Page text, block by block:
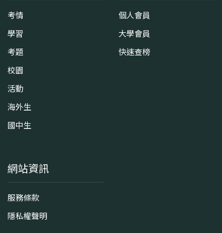
考情
學習
考題
校園
活動
海外生
國中生
個人會員
大學會員
快速查榜
網站資訊
服務條款
隱私權聲明